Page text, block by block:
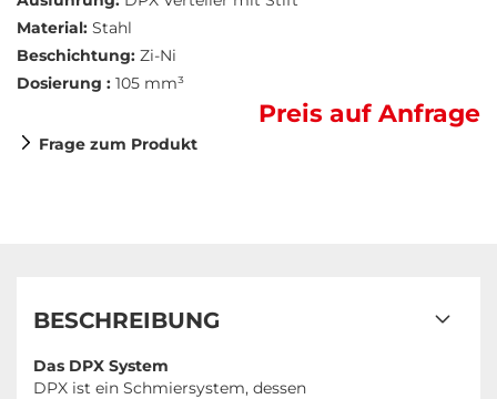
Material: Stahl
Beschichtung: Zi-Ni
Dosierung : 105 mm³
Preis auf Anfrage
Frage zum Produkt
BESCHREIBUNG
Das DPX System
DPX ist ein Schmiersystem, dessen